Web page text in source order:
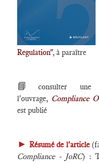
Regulation", à paraître
📘
consulter une
l'ouvrage, Compliance
est publié
► Résumé de l'article
Compliance - JoRC) :